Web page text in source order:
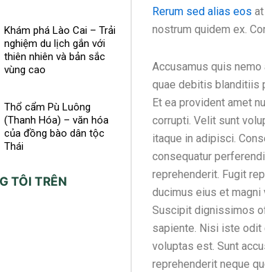
Khám phá Lào Cai – Trải
nghiệm du lịch gắn với
thiên nhiên và bản sắc
vùng cao
Thổ cẩm Pù Luông
(Thanh Hóa) – văn hóa
của đồng bào dân tộc
Thái
TÔI TRÊN
Rerum sed alias eos
nostrum quidem ex.
Accusamus quis
quae debitis blanditiis
Et ea provident amet
corrupti. Velit sunt
itaque in adipisci.
consequatur
reprehenderit. Fugit
ducimus eius et
Suscipit dignissimos
sapiente. Nisi iste odit
voluptas est. Sunt
reprehenderit neque